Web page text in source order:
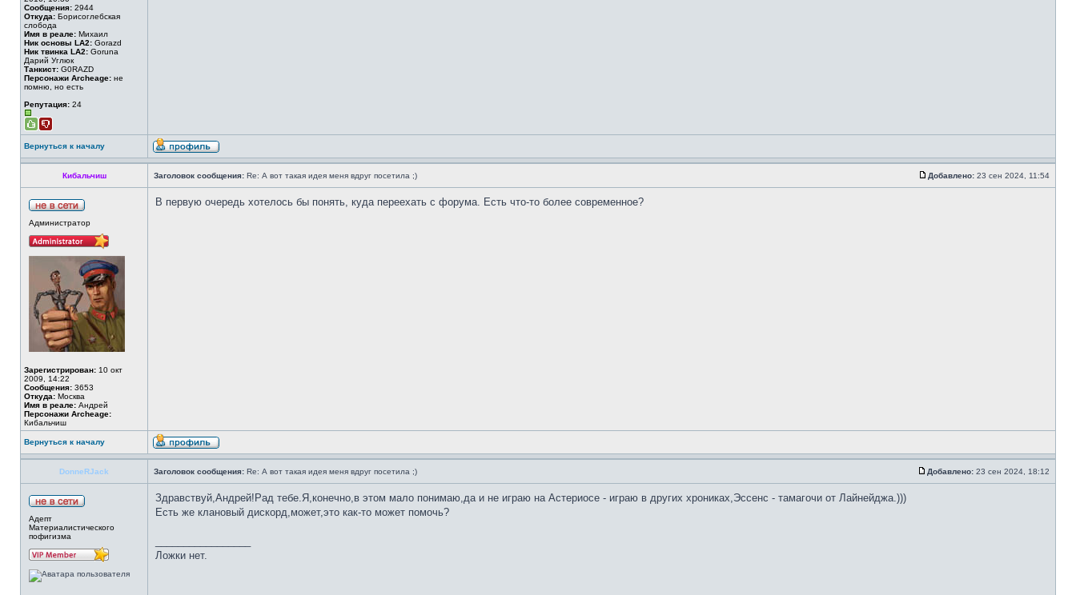
Сообщения: 2944
Откуда: Борисоглебская
слобода
Имя в реале: Михаил
Ник основы LA2: Gorazd
Ник твинка LA2: Goruna
Дарий Углюк
Танкист: G0RAZD
Персонажи Archeage: не
помню, но есть
Репутация: 24
Вернуться к началу
Кибальчиш Заголовок сообщения: Re: А вот такая идея меня вдруг посетила ;) Добавлено: 23 сен 2024, 11:54
Администратор
Зарегистрирован: 10 окт
2009, 14:22
Сообщения: 3653
Откуда: Москва
Имя в реале: Андрей
Персонажи Archeage:
Кибальчиш
В первую очередь хотелось бы понять, куда переехать с форума. Есть что-то более современное?
Вернуться к началу
DonneRJack Заголовок сообщения: Re: А вот такая идея меня вдруг посетила ;) Добавлено: 23 сен 2024, 18:12
Адепт
Материалистического
пофигизма
Здравствуй,Андрей!Рад тебе.Я,конечно,в этом мало понимаю,да и не играю на Астериосе - играю в других хрониках,Эссенс - тамагочи от Лайнейджа.)))
Есть же клановый дискорд,может,это как-то может помочь?
Ложки нет.